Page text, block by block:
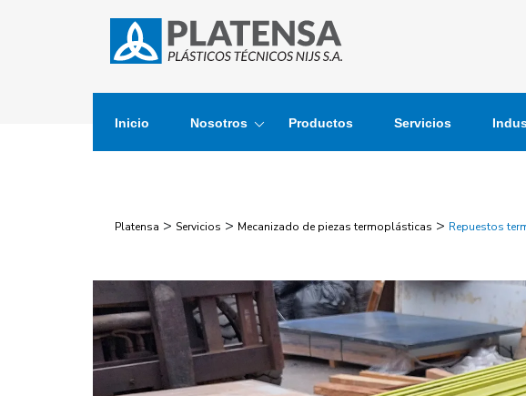
Inicio Nosotros Productos Servicios
Platensa > Servicios > Mecanizado de piezas termoplásticas > Repuestos